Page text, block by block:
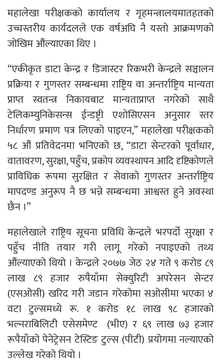
महालेखा परीक्षकको कार्यालय र गृहमन्त्रालयमातहतको
उच्चस्तरीय कार्यदलले एक वर्षअघि नै यस्तो आक्रमणको
जोखिम औंल्याएका थिए ।
“एकीकृत डाटा केन्द्र र डिजास्टर रिकभरी केन्द्रले सञ्चालन
प्रक्रिया र गुणस्तर सम्बन्धमा राष्ट्रिय वा अन्तर्राष्ट्रिय मान्यता
प्राप्त स्वतन्त्र निकायबाट मान्यताप्राप्त नगरेको साथै
टेलिकम्युनिकेसन्स ईन्डष्ट्री एशोसिएसन अनुसार स्तर
निर्धारण प्रमाण पत्र लिएको पाइएन,” महालेखा परीक्षकको
५८ औं प्रतिवेदनमा भनिएको छ, “डाटा सेन्टरको पूर्वाधार,
वातावरण, सुरक्षा, पहुँच, प्रकोप व्यवस्थापन आदि दृष्टिकोणले
प्राविधिक रूपमा सुरक्षित र सेवाको गुणस्तर अन्तर्राष्ट्रिय
मापदण्ड अनुरूप नै छ भन्ने सम्बन्धमा आश्वस्त हुने अवस्था
छैन ।”
महालेखाले राष्ट्रिय सूचना प्रविधि केन्द्रले भरपर्दो सुरक्षा र
पहुँच नीति तयार गरी लागू गरेको नपाइएको तथ्य
औंल्याएको थियो । केन्द्रले २०७७ जेठ २४ गते ९ करोड ८९
लाख ८९ हजार रुपैयाँमा सेक्युरिटी अपरेसन सेन्टर
(एसओसी) खरिद गरी जडान गरेकोमा सओसीमा भएका ४
वटा टुल्समध्ये रू. १ करोड १८ लाख ९८ हजारको
भल्नराबिलिटी एसेसमेण्ट (भीए) र ६९ लाख ७३ हजार
रूपैयाँको पेनेट्रेसन टेस्टिङ टुल्स (पीटी) प्रयोगमा नल्याएको
उल्लेख गरेको थियो ।